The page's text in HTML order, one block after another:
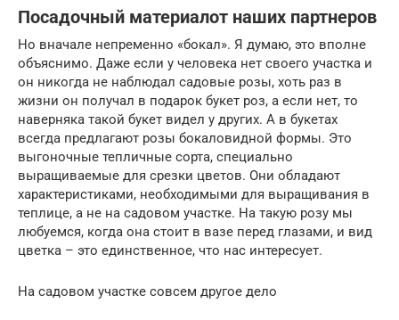
Посадочный материалот наших партнеров
Но вначале непременно «бокал». Я думаю, это вполне
объяснимо. Даже если у человека нет своего участка и
он никогда не наблюдал садовые розы, хоть раз в
жизни он получал в подарок букет роз, а если нет, то
наверняка такой букет видел у других. А в букетах
всегда предлагают розы бокаловидной формы. Это
выгоночные тепличные сорта, специально
выращиваемые для срезки цветов. Они обладают
характеристиками, необходимыми для выращивания в
теплице, а не на садовом участке. На такую розу мы
любуемся, когда она стоит в вазе перед глазами, и вид
цветка – это единственное, что нас интересует.
На садовом участке совсем другое дело